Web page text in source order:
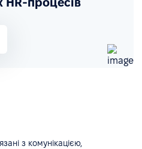
HR-процесів
з комунікацією,